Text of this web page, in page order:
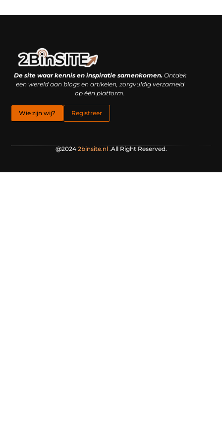
De site waar kennis en inspiratie samenkomen.Ontdek
een wereld aan blogs en artikelen, zorgvuldig verzameld
op één platform.
Wie zijn wij? Registreer
@2024 2binsite.nl.All Right Reserved.